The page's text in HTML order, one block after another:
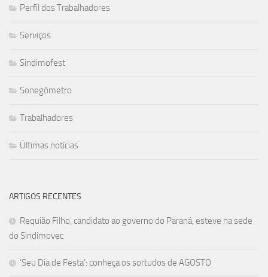
Perfil dos Trabalhadores
Serviços
Sindimofest
Sonegômetro
Trabalhadores
Últimas notícias
ARTIGOS RECENTES
Requião Filho, candidato ao governo do Paraná, esteve na sede
do Sindimovec
‘Seu Dia de Festa’: conheça os sortudos de AGOSTO